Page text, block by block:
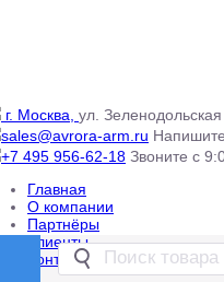
г. Москва, ул.
sales@avrora-arm.ru
+7 495 956-62-18 Звоните с
Главная
О компании
Партнёры
Клиенты
Контакты